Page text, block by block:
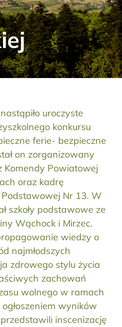
uroczyste
konkursu
ferie- bezpieczne
on zorganizowany
Komendy Powiatowej
oraz kadrę
Podstawowej Nr 13. W
szkoły podstawowe ze
Wąchock i Mirzec.
wiedzy o
najmłodszych
zdrowego stylu życia
zachowań
wolnego w ramach
wyników
inscenizację